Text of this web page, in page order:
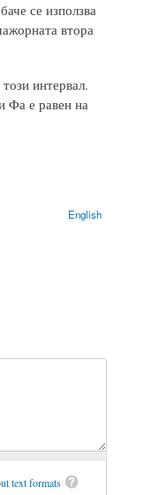
се използва
втора
интервал.
Фа е равен на
English
text formats